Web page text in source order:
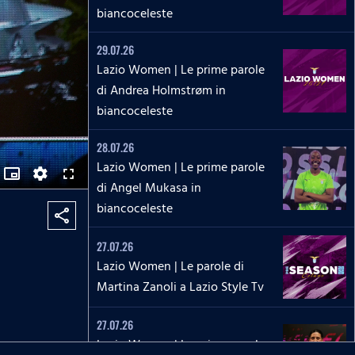
S
E
F
u
l
c
picture_in_picture_alt
share
biancoceleste
29.07.26
Lazio Women | Le prime parole
di Andrea Holmstrøm in
biancoceleste
28.07.26
Lazio Women | Le prime parole
di Angel Mukasa in
biancoceleste
27.07.26
Lazio Women | Le parole di
Martina Zanoli a Lazio Style Tv
27.07.26
Lazio Women | Le prime parole